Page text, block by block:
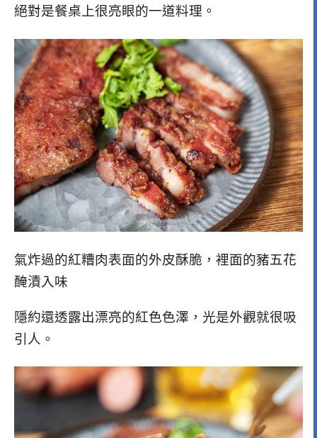
絕對是餐桌上很亮眼的一道料理。
氣炸過的紅糟肉表面的外皮酥脆，裡面的豬五花
醃漬入味
隱約還透露出漂亮的紅色色澤，光是外觀就很吸
引人。